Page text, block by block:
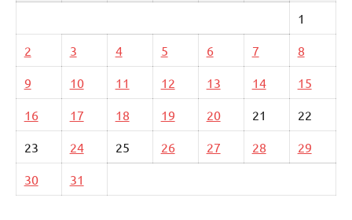
1
2 3 4 5 6 7 8
9 10 11 12 13 14 15
16 17 18 19 20 21 22
23 24 25 26 27 28 29
30 31